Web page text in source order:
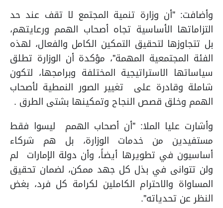
وأضافت: "أن وزارة تنمية المجتمع لا تقف عند حد
التزاماتها الأساسية تجاه أصحاب الهمم ورعايتهم،
بل تتجاوزها لتحقيق التمكين الكامل والفعال، لهذه
الفئة المجتمعية المهمة"، مؤكدة أن الوزارة تطلق
سياساتها الاستراتيجية المختلفة وبرامجها، لتكون
شاملة وقادرة على تغيير الصور النمطية لأصحاب
الهمم وخلق قصص النجاح وتمكينها بشتى الطرق .
وأشارت عليا الملا: "أن أصحاب الهمم ليسوا فقط
مستفيدين من خدمات الوزارة، بل هم شركاء
أساسيون في تطويرها أيضاً، وأن دولة الإمارات لم
ولن تتوانى في بذل كل جهد ممكن، لضمان تحقيق
المساواة والاحترام الكاملين لكرامة كل فرد، بغض
النظر عن تحدياته".